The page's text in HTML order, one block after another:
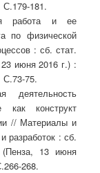
181.
работа и ее
по физической
: сб. стат.
июня 2016 г.) :
75.
деятельность
как конструкт
// Материалы и
разработок : сб.
(Пенза, 13 июня
268.